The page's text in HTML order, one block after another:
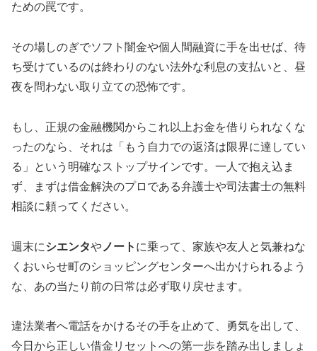
ための罠です。
その場しのぎでソフト闇金や個人間融資に手を出せば、待
ち受けているのは終わりのない法外な利息の支払いと、昼
夜を問わない取り立ての恐怖です。
もし、正規の金融機関からこれ以上お金を借りられなくな
ったのなら、それは「もう自力での返済は限界に達してい
る」という明確なストップサインです。一人で抱え込ま
ず、まずは借金解決のプロである弁護士や司法書士の無料
相談に頼ってください。
週末にシエンタや ノート に乗って、家族や友人と気兼ねな
くおいらせ町のショッピングセンターへ出かけられるよう
な、あの当たり前の日常は必ず取り戻せます。
違法業者へ電話をかけるその手を止めて、勇気を出して、
今日から正しい借金リセットへの第一歩を踏み出しましょ